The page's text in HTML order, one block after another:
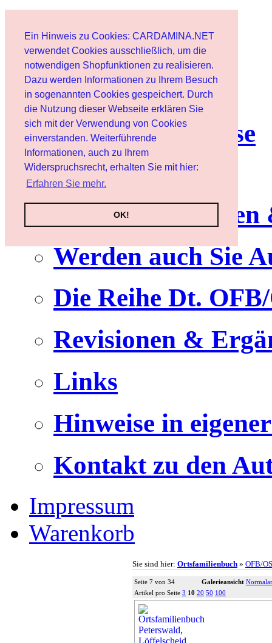
Ein Hinweis zu Cookies: CARDAMINA.NET
verwendet Cookies ausschließlich, um die
notwendigen Shopfunktionen zu realisieren.
Dazu werden Informationen zu Ihrem Besuch
in sogenannten Cookies gespeichert. Durch
die Nutzung dieser Webseite erklären Sie
sich mit der Verwendung von Cookies
einverstanden. Weiterführende
Informationen, auch zu Ihrem
Widerspruchsrecht, erhalten Sie mit hier:
Erfahren Sie mehr.
OK!
Benutzer
Newsletter
Nutzungshinweise
Service
Werden auch Sie
Die Reihe Dt.
Revisionen &
Links
Hinweise in
Kontakt zu den
Impressum
Warenkorb
Sie sind hier: Ortsfamilienbuch » OFB/
Seite 7 von 34 Galerieansicht
Artikel pro Seite 3 10 20 50 100